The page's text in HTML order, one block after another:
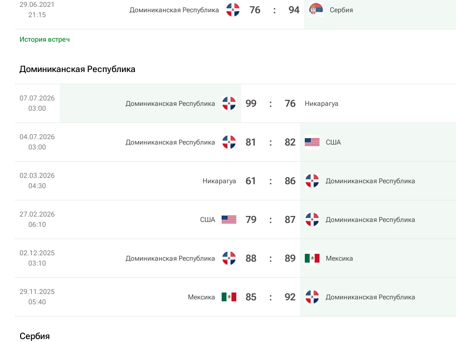
29.06.2021
21:15
Доминиканская Республика 76 : 94 Сербия
История встреч
Доминиканская Республика
07.07.2026
03:00
Доминиканская Республика 99 : 76 Никарагуа
04.07.2026
03:00
Доминиканская Республика 81 : 82 США
02.03.2026
04:30
Никарагуа 61 : 86 Доминиканская Республика
27.02.2026
06:10
США 79 : 87 Доминиканская Республика
02.12.2025
03:10
Доминиканская Республика 88 : 89 Мексика
29.11.2025
05:40
Мексика 85 : 92 Доминиканская Республика
Сербия